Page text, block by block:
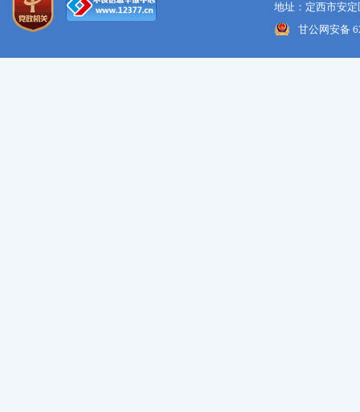
地址：定西市安
甘公网安备